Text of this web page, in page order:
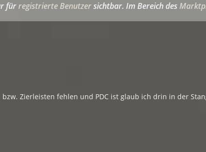
fürregistrierte Benutzersichtbar. Im Bereich des
Zierleisten fehlen und PDC ist glaub ich drin in der